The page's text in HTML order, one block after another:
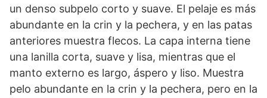
un denso subpelo corto y suave. El pelaje es más
abundante en la crin y la pechera, y en las patas
anteriores muestra flecos. La capa interna tiene
una lanilla corta, suave y lisa, mientras que el
manto externo es largo, áspero y liso. Muestra
pelo abundante en la crin y la pechera, pero en la